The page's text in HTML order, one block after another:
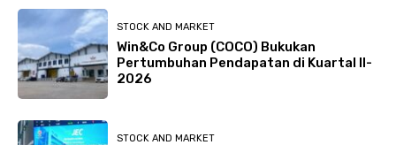
STOCK AND MARKET
Win&Co Group (COCO) Bukukan
Pertumbuhan Pendapatan di Kuartal II-
2026
STOCK AND MARKET